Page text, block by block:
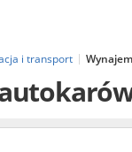
i transport